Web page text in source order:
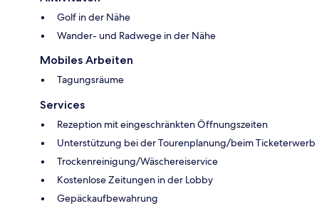
Golf in der Nähe
Wander- und Radwege in der Nähe
Mobiles Arbeiten
Tagungsräume
Services
Rezeption mit eingeschränkten Öffnungszeiten
Unterstützung bei der Tourenplanung/beim Ticketerwerb
Trockenreinigung/Wäschereiservice
Kostenlose Zeitungen in der Lobby
Gepäckaufbewahrung